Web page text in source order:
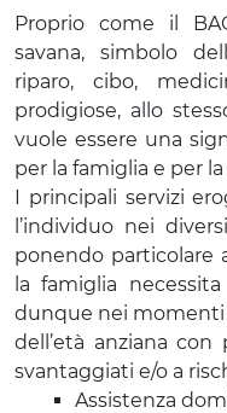
Proprio come il
savana, simbolo
riparo, cibo,
prodigiose, allo
vuole essere una
per la famiglia e per
I principali servizi
l’individuo nei
ponendo particolare
la famiglia
dunque nei momenti
dell’età anziana
svantaggiati e/o a
Assistenza